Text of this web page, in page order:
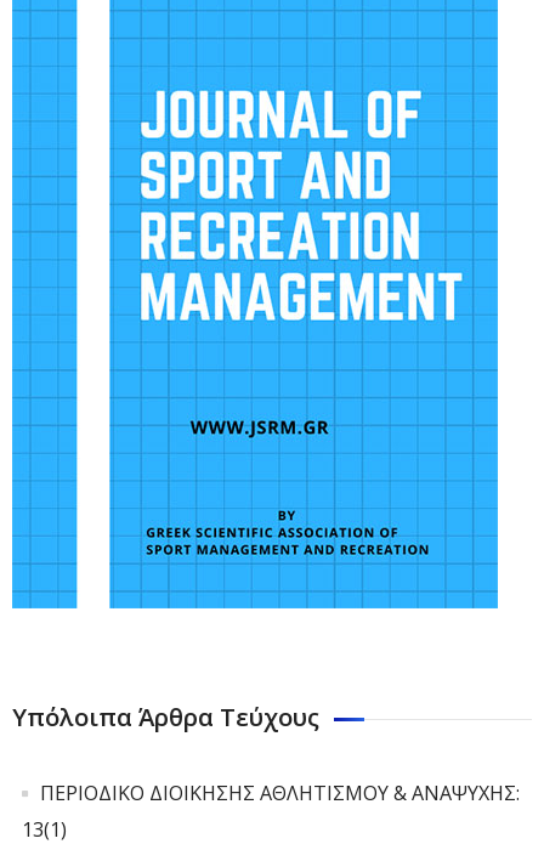
Υπόλοιπα Άρθρα Τεύχους
ΠΕΡΙΟΔΙΚΟ ΔΙΟΙΚΗΣΗΣ ΑΘΛΗΤΙΣΜΟΥ & ΑΝΑΨΥΧΗΣ:
13(1)